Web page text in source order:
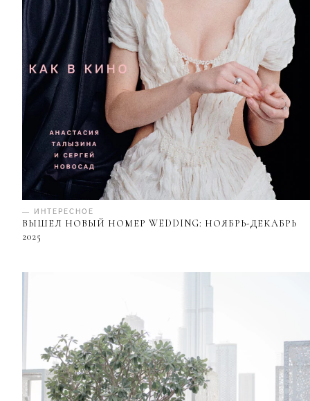
— ИНТЕРЕСНОЕ
ВЫШЕЛ НОВЫЙ НОМЕР WEDDING: НОЯБРЬ-ДЕКАБРЬ
2025